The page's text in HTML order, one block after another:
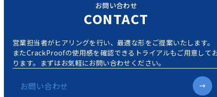
お問い合わせ
CONTACT
営業担当者がヒアリングを行い、最適な形をご提案いたします。
またCrackProofの使用感を確認できるトライアルもご用意して
ります。 まずはお気軽にお問い合わせください。
お問い合わせ